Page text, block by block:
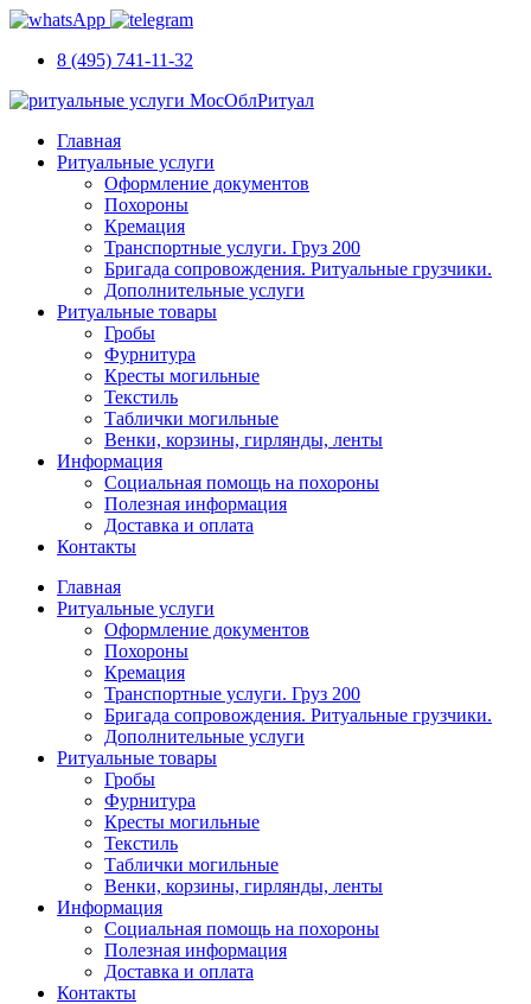
8 (495) 741-11-32
Главная
Ритуальные услуги
Оформление документов
Похороны
Кремация
Транспортные услуги. Груз 200
Бригада сопровождения. Ритуальные грузчики.
Дополнительные услуги
Ритуальные товары
Гробы
Фурнитура
Кресты могильные
Текстиль
Таблички могильные
Венки, корзины, гирлянды, ленты
Информация
Социальная помощь на похороны
Полезная информация
Доставка и оплата
Контакты
Главная
Ритуальные услуги
Оформление документов
Похороны
Кремация
Транспортные услуги. Груз 200
Бригада сопровождения. Ритуальные грузчики.
Дополнительные услуги
Ритуальные товары
Гробы
Фурнитура
Кресты могильные
Текстиль
Таблички могильные
Венки, корзины, гирлянды, ленты
Информация
Социальная помощь на похороны
Полезная информация
Доставка и оплата
Контакты